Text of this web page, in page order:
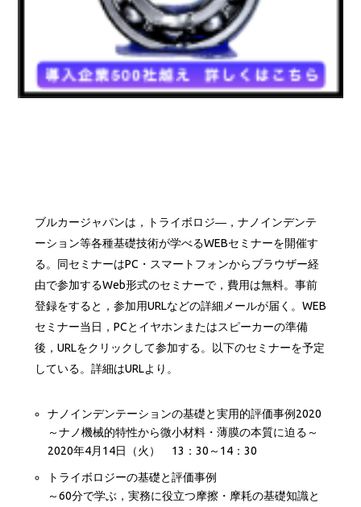
ブルカージャパンは，トライボロジ―，ナノインデンテ
ーション等各種基礎技術が学べるWEBセミナーを開催す
る。同セミナーはPC・スマートフォンからブラウザー経
由で参加するWeb形式のセミナーで，費用は無料。事前
登録をすると，参加用URLなどの詳細メールが届く。WEB
セミナー当日，PCとイヤホンまたはスピーカーの準備
後，URLをクリックして参加する。以下のセミナーを予定
している。詳細はURLより。
ナノインデンテーションの基礎と実用的評価事例2020
～ナノ機械的特性から微小材料・薄膜の本質に迫る～
2020年4月14日（火） 13：30～14：30
トライボロジーの基礎と評価事例
～60分で学ぶ，実務に役立つ摩擦・摩耗の基礎知識と